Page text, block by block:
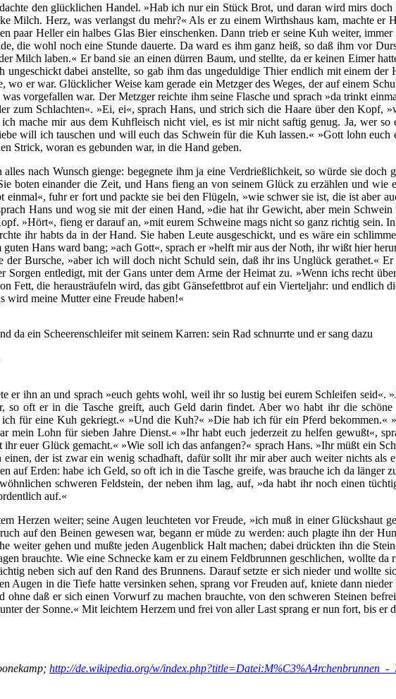
den glücklichen Handel. »Hab ich nur ein Stück Brot, und daran wird mirs
Milch. Herz, was verlangst du mehr?« Als er zu einem Wirthshaus kam, machte er
paar Heller ein halbes Glas Bier einschenken. Dann trieb er seine Kuh weiter,
die wohl noch eine Stunde dauerte. Da ward es ihm ganz heiß, so daß ihm vor
Milch laben.« Er band sie an einen dürren Baum, und stellte, da er keinen Eimer
dabei anstellte, so gab ihm das ungeduldige Thier endlich mit einem
wo er war. Glücklicher Weise kam gerade ein Metzger des Weges, der auf einem
vorgefallen war. Der Metzger reichte ihm seine Flasche und sprach »da trinkt
zum Schlachten«. »Ei, ei«, sprach Hans, und strich sich die Haare über den Kopf,
mache mir aus dem Kuhfleisch nicht viel, es ist mir nicht saftig genug. Ja, wer
will ich tauschen und will euch das Schwein für die Kuh lassen.« »Gott lohn
Strick, woran es gebunden war, in die Hand geben.
nach Wunsch gienge: begegnete ihm ja eine Verdrießlichkeit, so würde sie
boten einander die Zeit, und Hans fieng an von seinem Glück zu erzählen und
einmal«, fuhr er fort und packte sie bei den Flügeln, »wie schwer sie ist, die ist aber
Hans und wog sie mit der einen Hand, »die hat ihr Gewicht, aber mein
»Hört«, fieng er darauf an, »mit eurem Schweine mags nicht so ganz richtig sein.
ihr habts da in der Hand. Sie haben Leute ausgeschickt, und es wäre ein
Hans ward bang; »ach Gott«, sprach er »helft mir aus der Noth, ihr wißt hier
der Bursche, »aber ich will doch nicht Schuld sein, daß ihr ins Unglück gerathet.«
Sorgen entledigt, mit der Gans unter dem Arme der Heimat zu. »Wenn ichs recht
Fett, die herausträufeln wird, das gibt Gänsefettbrot auf ein Vierteljahr: und endlich
meine Mutter eine Freude haben!«
da ein Scheerenschleifer mit seinem Karren: sein Rad schnurrte und er sang dazu
er ihn an und sprach »euch gehts wohl, weil ihr so lustig bei eurem Schleifen seid«.
so oft er in die Tasche greift, auch Geld darin findet. Aber wo habt ihr die
ich für eine Kuh gekriegt.« »Und die Kuh?« »Die hab ich für ein Pferd
mein Lohn für sieben Jahre Dienst.« »Ihr habt euch jederzeit zu helfen gewußt«,
euer Glück gemacht.« »Wie soll ich das anfangen?« sprach Hans. »Ihr müßt ein
der ist zwar ein wenig schadhaft, dafür sollt ihr mir aber auch weiter nichts
auf Erden: habe ich Geld, so oft ich in die Tasche greife, was brauche ich da länger
schweren Feldstein, der neben ihm lag, auf, »da habt ihr noch einen
auf.«
Herzen weiter; seine Augen leuchteten vor Freude, »ich muß in einer Glückshaut
auf den Beinen gewesen war, begann er müde zu werden: auch plagte ihn der
weiter gehen und mußte jeden Augenblick Halt machen; dabei drückten ihn die
brauchte. Wie eine Schnecke kam er zu einem Feldbrunnen geschlichen, wollte
neben sich auf den Rand des Brunnens. Darauf setzte er sich nieder und wollte
Augen in die Tiefe hatte versinken sehen, sprang vor Freuden auf, kniete dann
daß er sich einen Vorwurf zu machen brauchte, von den schweren Steinen
der Sonne.« Mit leichtem Herzem und frei von aller Last sprang er nun fort, bis er
http://de.wikipedia.org/w/